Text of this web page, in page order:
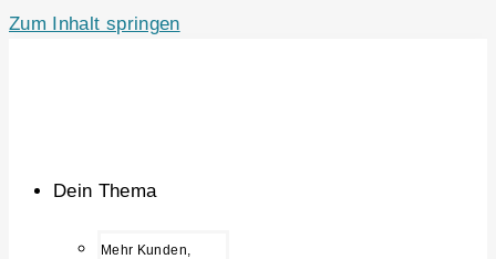
Zum Inhalt springen
Dein Thema
Mehr Kunden,